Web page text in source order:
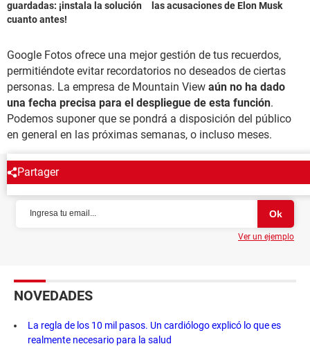
guardadas: ¡instala la solución
cuanto antes!
las acusaciones de Elon Musk
Google Fotos ofrece una mejor gestión de tus recuerdos,
permitiéndote evitar recordatorios no deseados de ciertas
personas. La empresa de Mountain View aún no ha dado
una fecha precisa para el despliegue de esta función.
Podemos suponer que se pondrá a disposición del público
en general en las próximas semanas, o incluso meses.
Partager
NEWSLETTER
Ver un ejemplo
NOVEDADES
La regla de los 10 mil pasos. Un cardiólogo explicó lo que es
realmente necesario para la salud